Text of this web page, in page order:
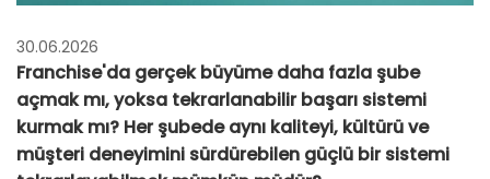
30.06.2026
Franchise'da gerçek büyüme daha fazla şube
açmak mı, yoksa tekrarlanabilir başarı sistemi
kurmak mı? Her şubede aynı kaliteyi, kültürü ve
müşteri deneyimini sürdürebilen güçlü bir sistemi